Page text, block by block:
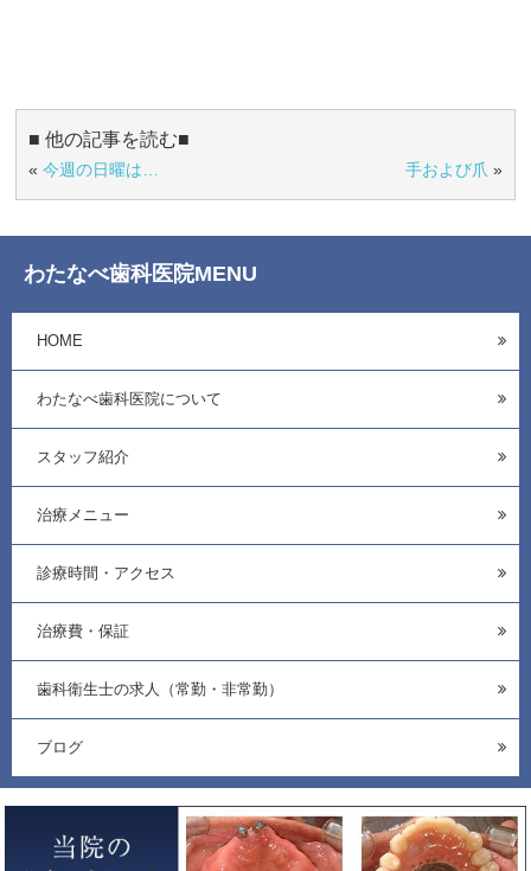
■ 他の記事を読む■
«今週の日曜は… 手および爪 »
わたなべ歯科医院MENU
HOME
わたなべ歯科医院について
スタッフ紹介
治療メニュー
診療時間・アクセス
治療費・保証
歯科衛生士の求人（常勤・非常勤）
ブログ